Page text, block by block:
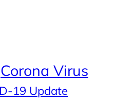
Corona Virus
19 Update